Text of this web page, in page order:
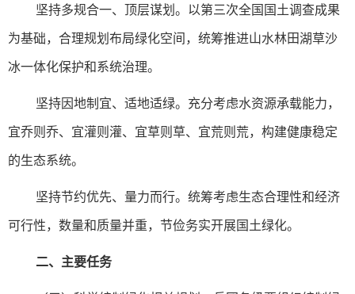
坚持多规合一、顶层谋划。以第三次全国国土调查成果
为基础，合理规划布局绿化空间，统筹推进山水林田湖草沙
冰一体化保护和系统治理。
坚持因地制宜、适地适绿。充分考虑水资源承载能力，
宜乔则乔、宜灌则灌、宜草则草、宜荒则荒，构建健康稳定
的生态系统。
坚持节约优先、量力而行。统筹考虑生态合理性和经济
可行性，数量和质量并重，节俭务实开展国土绿化。
二、主要任务